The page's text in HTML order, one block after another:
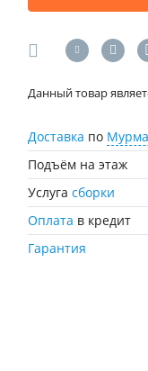
Данный товар
Доставка по
Подъём на этаж
Услугасборки
Оплата в кредит
Гарантия